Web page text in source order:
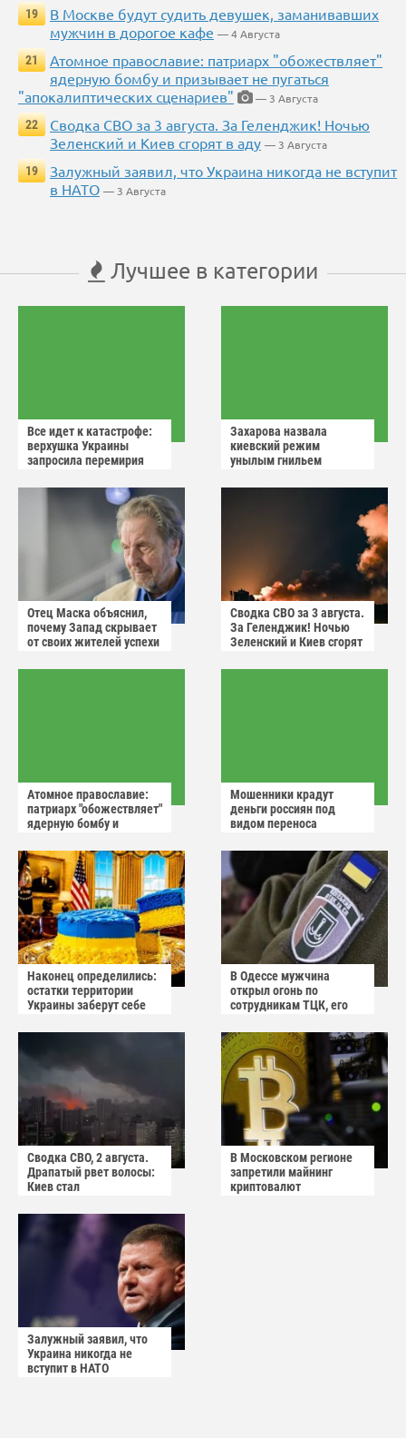
19
В Москве будут судить девушек, заманивавших
мужчин в дорогое кафе — 4 Августа
21
Атомное православие: патриарх "обожествляет"
ядерную бомбу и призывает не пугаться
"апокалиптических сценариев"
— 3 Августа
22
Сводка СВО за 3 августа. За Геленджик! Ночью
Зеленский и Киев сгорят в аду — 3 Августа
19
Залужный заявил, что Украина никогда не вступит
в НАТО — 3 Августа
Лучшее в категории
Все идет к катастрофе:
верхушка Украины
запросила перемирия
Захарова назвала
киевский режим
унылым гнильем
Отец Маска объяснил,
почему Запад скрывает
от своих жителей успехи
Сводка СВО за 3 августа.
За Геленджик! Ночью
Зеленский и Киев сгорят
Атомное православие:
патриарх "обожествляет"
ядерную бомбу и
"апокалиптических
сценариев"
Мошенники крадут
деньги россиян под
видом переноса
Наконец определились:
остатки территории
Украины заберут себе
В Одессе мужчина
открыл огонь по
сотрудникам ТЦК, его
Сводка СВО, 2 августа.
Драпатый рвет волосы:
Киев стал
В Московском регионе
запретили майнинг
криптовалют
Залужный заявил, что
Украина никогда не
вступит в НАТО